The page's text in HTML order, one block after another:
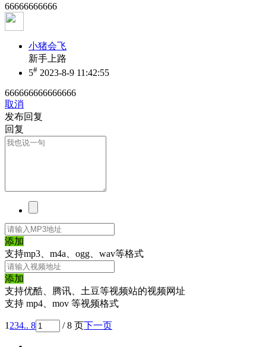
66666666666
小猪会飞
新手上路
5# 2023-8-9 11:42:55
666666666666666
取消
发布回复
回复
添加
支持mp3、m4a、ogg、wav等格式
添加
支持优酷、腾讯、土豆等视频站的视频网址
支持 mp4、mov 等视频格式
1 234.. 8 / 8 页下一页